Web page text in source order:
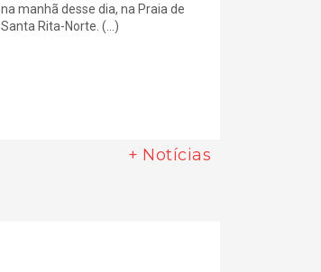
na manhã desse dia, na Praia de
Santa Rita-Norte. (...)
+ Notícias